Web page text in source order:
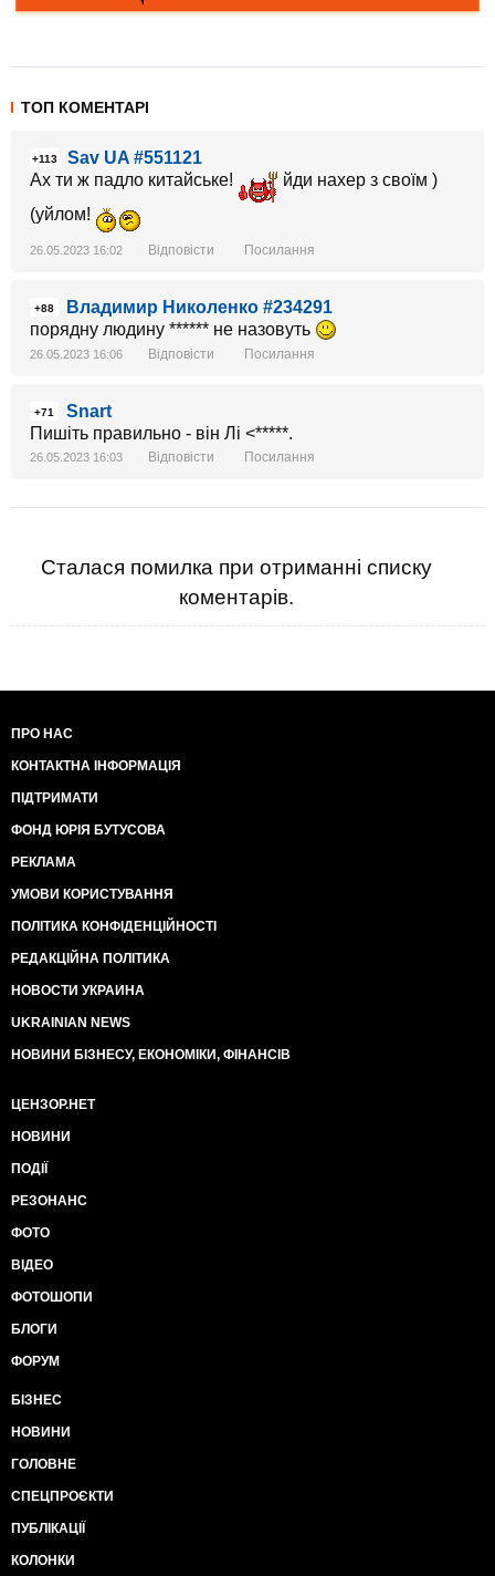
ТОП КОМЕНТАРІ
+113
Sav UA #551121
Ах ти ж падло китайське!
йди нахер з своїм )
(уйлом!
26.05.2023 16:02 Відповісти Посилання
+88
Владимир Николенко #234291
порядну людину ****** не назовуть
26.05.2023 16:06 Відповісти Посилання
+71
Snart
Пишіть правильно - він Лі <*****.
26.05.2023 16:03 Відповісти Посилання
Сталася помилка при отриманні списку
коментарів.
ПРО НАС
КОНТАКТНА ІНФОРМАЦІЯ
ПІДТРИМАТИ
ФОНД ЮРІЯ БУТУСОВА
РЕКЛАМА
УМОВИ КОРИСТУВАННЯ
ПОЛІТИКА КОНФІДЕНЦІЙНОСТІ
РЕДАКЦІЙНА ПОЛІТИКА
НОВОСТИ УКРАИНА
UKRAINIAN NEWS
НОВИНИ БІЗНЕСУ, ЕКОНОМІКИ, ФІНАНСІВ
ЦЕНЗОР.НЕТ
НОВИНИ
ПОДІЇ
РЕЗОНАНС
ФОТО
ВІДЕО
ФОТОШОПИ
БЛОГИ
ФОРУМ
БІЗНЕС
НОВИНИ
ГОЛОВНЕ
СПЕЦПРОЄКТИ
ПУБЛІКАЦІЇ
КОЛОНКИ